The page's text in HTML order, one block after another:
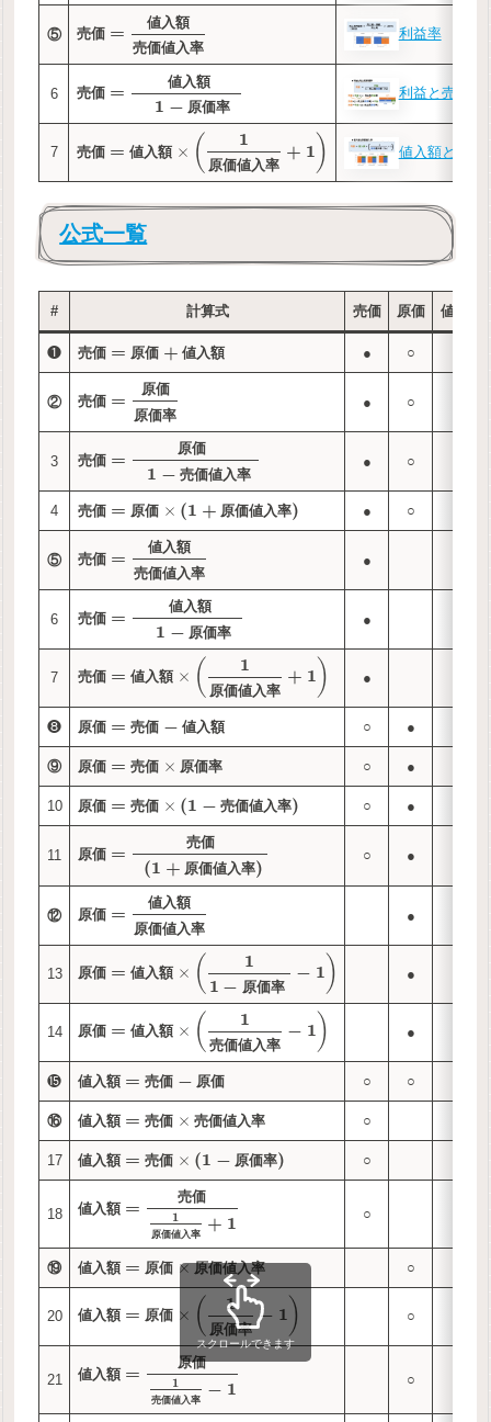
⑤ 売価 = 値入額
売価値入率
利益率
6 売価 = 値入額
1 − 原価率
利益と売上高
7 売価 = 値入額 × ( 1
原価値入率
+ 1 ) 値入額と原価
公式一覧
# 計算式 売価 原価 値入額
❶ 売価 = 原価 + 値入額 ● ○
② 売価 = 原価
原価率
● ○
3 売価 = 原価
1 − 売価値入率
● ○
4 売価 = 原価 × (1 + 原価値入率) ● ○
⑤ 売価 = 値入額
売価値入率
●
6 売価 = 値入額
1 − 原価率
●
7 売価 = 値入額 × ( 1
原価値入率
+ 1 ) ●
❽ 原価 = 売価 − 値入額 ○ ●
⑨ 原価 = 売価 × 原価率 ○ ●
10 原価 = 売価 × (1 − 売価値入率) ○ ●
11 原価 = 売価
(1 + 原価値入率)
○ ●
⑫ 原価 = 値入額
原価値入率
●
13 原価 = 値入額 × (
1
1 − 原価率
− 1 ) ●
14 原価 = 値入額 × ( 1
売価値入率
− 1 ) ●
⓯ 値入額 = 売価 − 原価 ○ ○
⑯ 値入額 = 売価 × 売価値入率 ○
17 値入額 = 売価 × (1 − 原価率) ○
18 値入額 = 売価
1
原価値 入 率
+ 1 ○
⑲ 値入額 = 原価 × 原価値入率 ○
20 値入額 = 原価 × ( 1
原価率
− 1 ) ○
21 値入額 = 原価
1
売価値 入 率
− 1 ○
スクロールできます